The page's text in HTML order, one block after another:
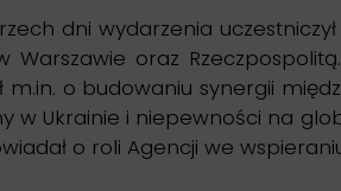
dni wydarzenia
Warszawie oraz
o budowaniu synergii
w Ukrainie i niepewności na
o roli Agencji we